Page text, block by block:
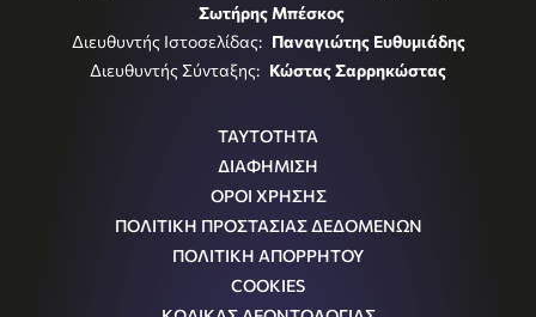
Σωτήρης Μπέσκος
Διευθυντής Ιστοσελίδας: Παναγιώτης Ευθυμιάδης
Διευθυντής Σύνταξης: Κώστας Σαρρηκώστας
ΤΑΥΤΟΤΗΤΑ
ΔΙΑΦΗΜΙΣΗ
ΟΡΟΙ ΧΡΗΣΗΣ
ΠΟΛΙΤΙΚΗ ΠΡΟΣΤΑΣΙΑΣ ΔΕΔΟΜΕΝΩΝ
ΠΟΛΙΤΙΚΗ ΑΠΟΡΡΗΤΟΥ
COOKIES